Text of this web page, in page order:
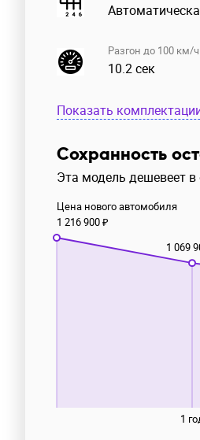
Разгон до 100 км/ч
10.2 сек
Показать
Сохранность
Эта модель дешевеет в
1
Цена нового автомобиля
1 216 900 ₽
1 069